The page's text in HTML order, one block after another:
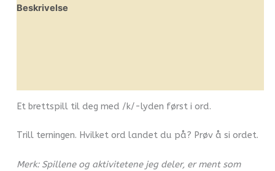
Beskrivelse
Et brettspill til deg med /k/-lyden først i ord.
Trill terningen. Hvilket ord landet du på? Prøv å si ordet.
Merk: Spillene og aktivitetene jeg deler, er ment som